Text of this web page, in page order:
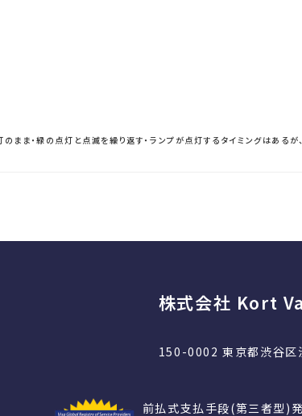
ま・緑の点灯と点滅を繰り返す・ランプが点灯するタイミングはあるが
株式会社 Kort
150-0002 東京都渋谷区
前払式支払手段(第三者型)